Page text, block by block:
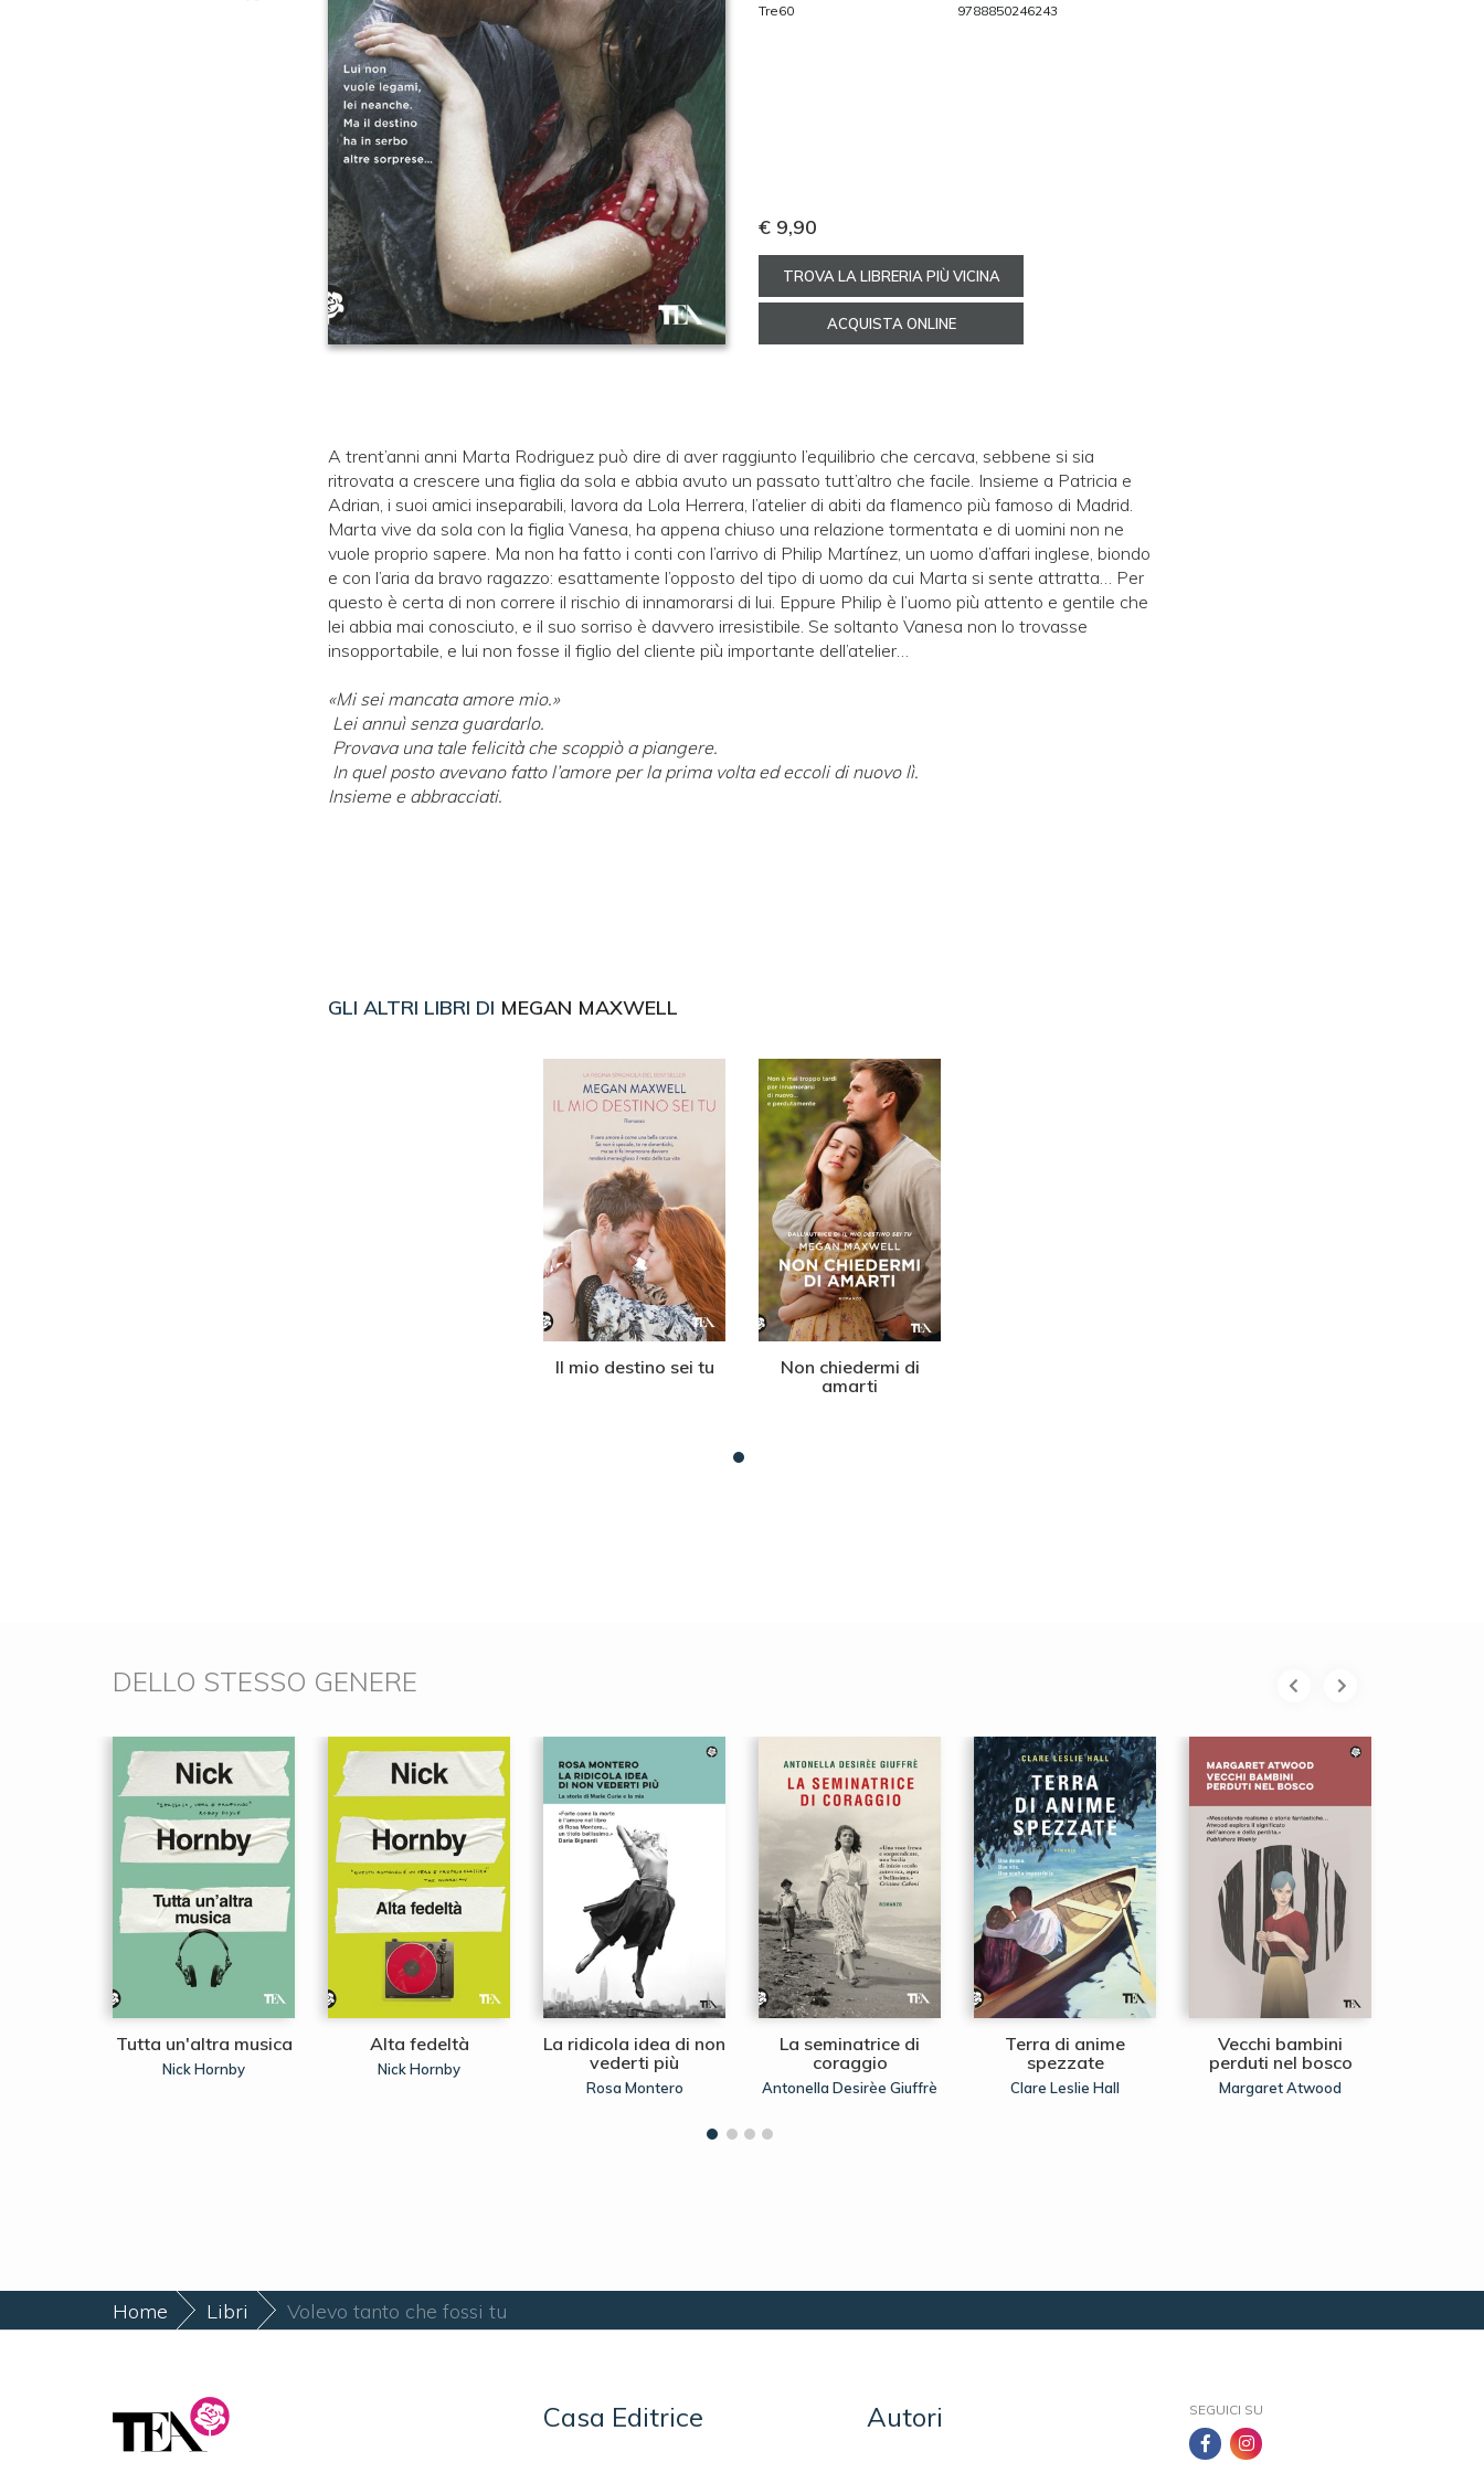
€ 9,90
TROVA LA LIBRERIA PIÙ VICINA
ACQUISTA ONLINE
Tre60
9788850246243
A trent’anni anni Marta Rodriguez può dire di aver raggiunto l’equilibrio che cercava, sebbene si sia
ritrovata a crescere una figlia da sola e abbia avuto un passato tutt’altro che facile. Insieme a Patricia e
Adrian, i suoi amici inseparabili, lavora da Lola Herrera, l’atelier di abiti da flamenco più famoso di Madrid.
Marta vive da sola con la figlia Vanesa, ha appena chiuso una relazione tormentata e di uomini non ne
vuole proprio sapere. Ma non ha fatto i conti con l’arrivo di Philip Martínez, un uomo d’affari inglese, biondo
e con l’aria da bravo ragazzo: esattamente l’opposto del tipo di uomo da cui Marta si sente attratta… Per
questo è certa di non correre il rischio di innamorarsi di lui. Eppure Philip è l’uomo più attento e gentile che
lei abbia mai conosciuto, e il suo sorriso è davvero irresistibile. Se soltanto Vanesa non lo trovasse
insopportabile, e lui non fosse il figlio del cliente più importante dell’atelier…
«Mi sei mancata amore mio.»
Lei annuì senza guardarlo.
Provava una tale felicità che scoppiò a piangere.
In quel posto avevano fatto l’amore per la prima volta ed eccoli di nuovo lì.
Insieme e abbracciati.
GLI ALTRI LIBRI DI MEGAN MAXWELL
Il mio destino sei tu
Non chiedermi di
amarti
DELLO STESSO GENERE
Tutta un'altra musica
Nick Hornby
Alta fedeltà
Nick Hornby
La ridicola idea di non
vederti più
Rosa Montero
La seminatrice di
coraggio
Antonella Desirèe Giuffrè
Terra di anime
spezzate
Clare Leslie Hall
Vecchi bambini
perduti nel bosco
Margaret Atwood
Home Libri Volevo tanto che fossi tu
Casa Editrice Autori SEGUICI SU